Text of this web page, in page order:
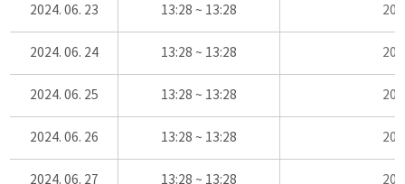
2024. 06. 23 13:28 ~ 13:28
2024. 06. 24 13:28 ~ 13:28
2024. 06. 25 13:28 ~ 13:28
2024. 06. 26 13:28 ~ 13:28
2024. 06. 27 13:28 ~ 13:28